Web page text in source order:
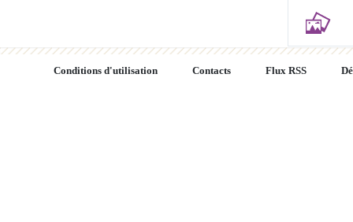
Conditions d'utilisation Contacts Flux RSS